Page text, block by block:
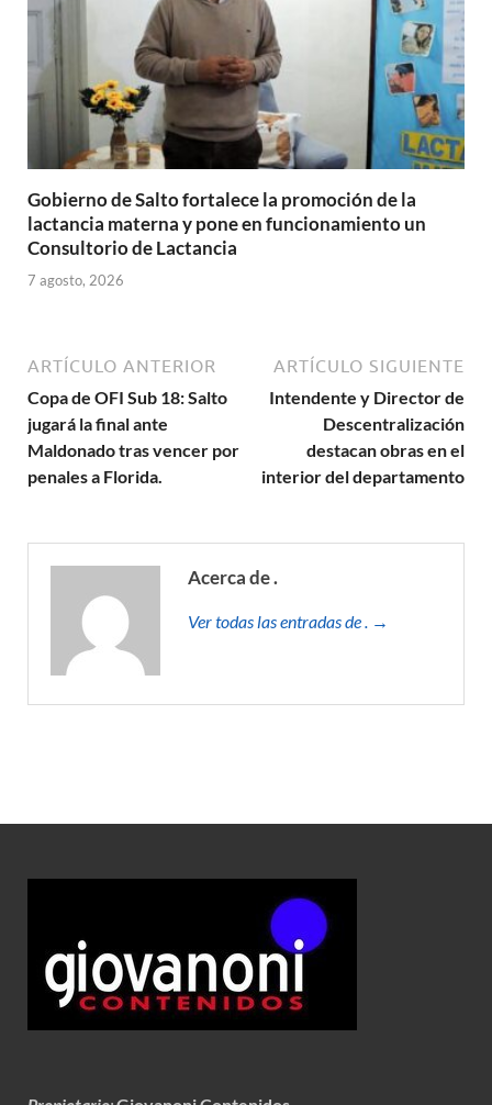
Gobierno de Salto fortalece la promoción de la
lactancia materna y pone en funcionamiento un
Consultorio de Lactancia
7 agosto, 2026
ARTÍCULO ANTERIOR
Copa de OFI Sub 18: Salto
jugará la final ante
Maldonado tras vencer por
penales a Florida.
ARTÍCULO SIGUIENTE
Intendente y Director de
Descentralización
destacan obras en el
interior del departamento
Acerca de .
Ver todas las entradas de . →